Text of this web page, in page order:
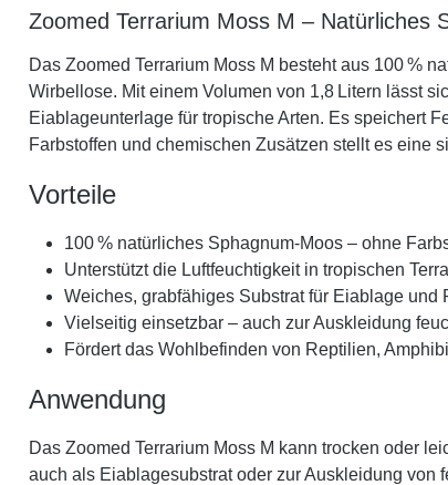
Zoomed Terrarium Moss M – Natürliches
Das Zoomed Terrarium Moss M besteht aus 100 %
Wirbellose. Mit einem Volumen von 1,8 Litern lässt
Eiablageunterlage für tropische Arten. Es speichert
Farbstoffen und chemischen Zusätzen stellt es eine
Vorteile
100 % natürliches Sphagnum-Moos – ohne
Unterstützt die Luftfeuchtigkeit in tropischen
Weiches, grabfähiges Substrat für Eiablage und
Vielseitig einsetzbar – auch zur Auskleidung
Fördert das Wohlbefinden von Reptilien,
Anwendung
Das Zoomed Terrarium Moss M kann trocken oder
auch als Eiablagesubstrat oder zur Auskleidung von